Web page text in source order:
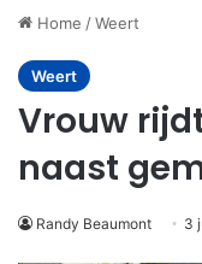
Home /Weert
Weert
Vrouw
naast
Randy Beaumont 3